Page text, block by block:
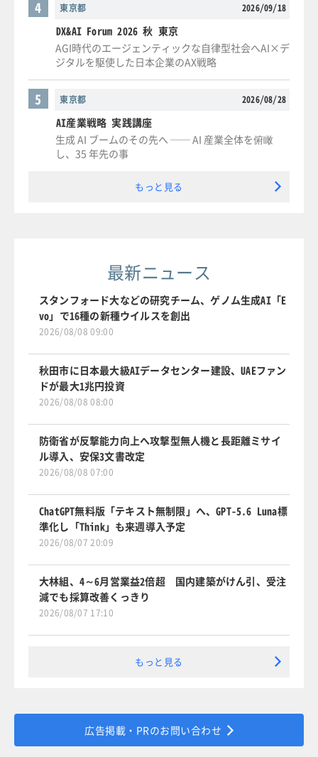
東京都 2026/09/18
4
DX&AI Forum 2026 秋 東京
AGI時代のエージェンティックな自律型社会へAI×デ
ジタルを駆使した日本企業のAX戦略
東京都 2026/08/28
5
AI産業戦略 実践講座
生成 AI ブームのその先へ ── AI 産業全体を俯瞰
し、35 年先の事
もっと見る
最新ニュース
スタンフォード大などの研究チーム、ゲノム生成AI「E
vo」で16種の新種ウイルスを創出
2026/08/08 09:00
秋田市に日本最大級AIデータセンター建設、UAEファン
ドが最大1兆円投資
2026/08/08 08:00
防衛省が反撃能力向上へ攻撃型無人機と長距離ミサイ
ル導入、安保3文書改定
2026/08/08 07:00
ChatGPT無料版「テキスト無制限」へ、GPT-5.6 Luna標
準化し「Think」も来週導入予定
2026/08/07 20:09
大林組、4～6月営業益2倍超 国内建築がけん引、受注
減でも採算改善くっきり
2026/08/07 17:10
もっと見る
広告掲載・PRのお問い合わせ